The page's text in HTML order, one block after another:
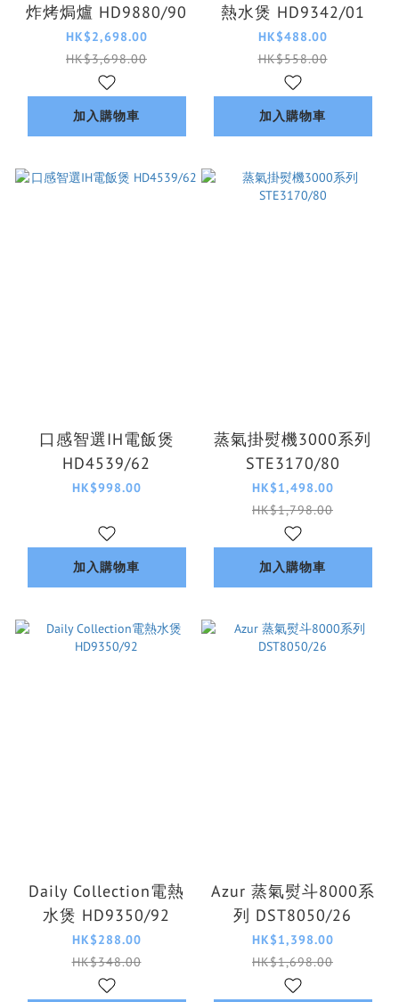
炸烤焗爐 HD9880/90
HK$2,698.00
HK$3,698.00
加入購物車
熱水煲 HD9342/01
HK$488.00
HK$558.00
加入購物車
口感智選IH電飯煲
HD4539/62
HK$998.00
加入購物車
蒸氣掛熨機3000系列
STE3170/80
HK$1,498.00
HK$1,798.00
加入購物車
Daily Collection電熱
水煲 HD9350/92
HK$288.00
HK$348.00
Azur 蒸氣熨斗8000系
列 DST8050/26
HK$1,398.00
HK$1,698.00